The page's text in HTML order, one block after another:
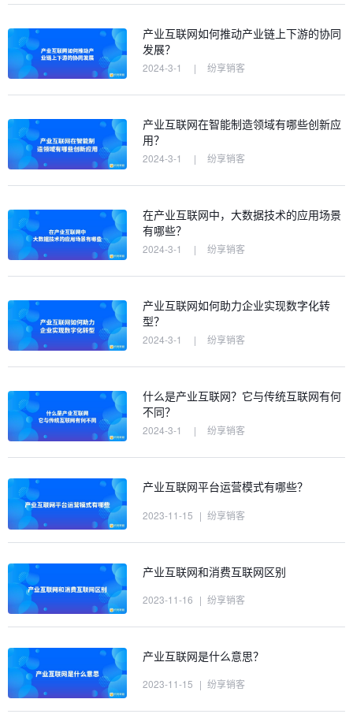
产业互联网如何推动产业链上下游的协同
发展？
2024-3-1 | 纷享销客
产业互联网在智能制造领域有哪些创新应
用？
2024-3-1 | 纷享销客
在产业互联网中，大数据技术的应用场景
有哪些？
2024-3-1 | 纷享销客
产业互联网如何助力企业实现数字化转
型？
2024-3-1 | 纷享销客
什么是产业互联网？它与传统互联网有何
不同？
2024-3-1 | 纷享销客
产业互联网平台运营模式有哪些？
2023-11-15 | 纷享销客
产业互联网和消费互联网区别
2023-11-16 | 纷享销客
产业互联网是什么意思？
2023-11-15 | 纷享销客